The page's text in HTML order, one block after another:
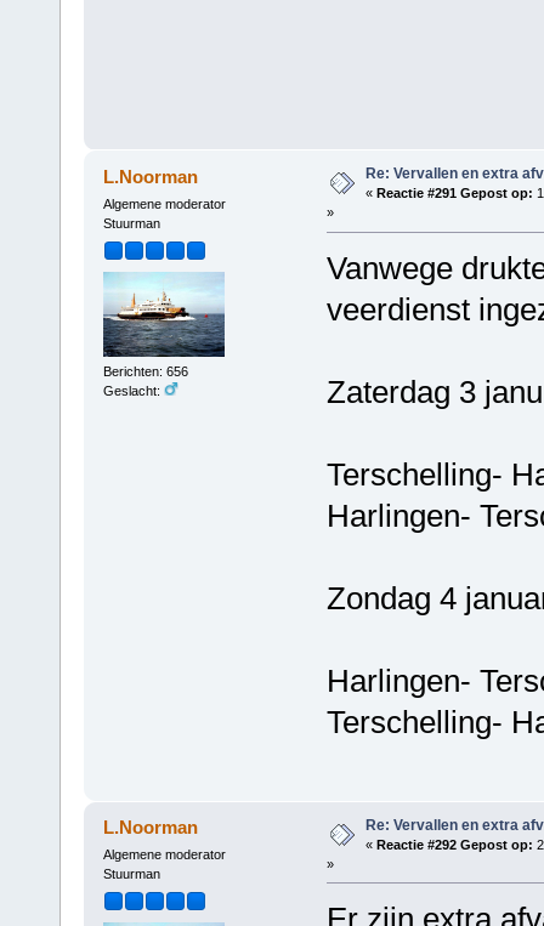
L.Noorman
Algemene moderator
Stuurman
Berichten: 656
Geslacht:
Re: Vervallen en extra
« Reactie #291 Gepost op:
»
Vanwege
veerdienst
Zaterdag 3
Terschelling-
Harlingen-
Zondag 4
Harlingen-
Terschelling-
L.Noorman
Algemene moderator
Stuurman
Re: Vervallen en extra
« Reactie #292 Gepost op:
»